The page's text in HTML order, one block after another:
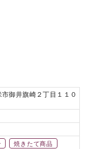
御井旗崎２丁目１１０
焼きたて商品